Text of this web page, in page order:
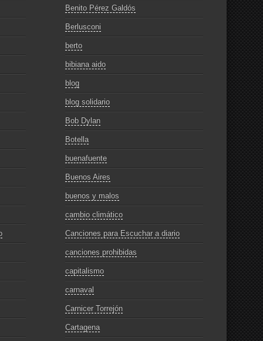
Benito Pérez Galdós
Berlusconi
berto
bibiana aido
blog
blog solidario
Bob Dylan
Botella
buenafuente
Buenos Aires
buenos y malos
cambio climático
Canciones para Escuchar a diario
canciones prohibidas
capitalismo
carnaval
Carnicer Torrejón
Cartagena